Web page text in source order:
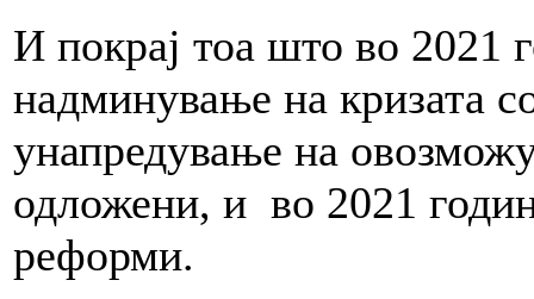
И покрај тоа што во 2021
надминување на кризата
унапредување на
одложени, и во 2021
реформи.